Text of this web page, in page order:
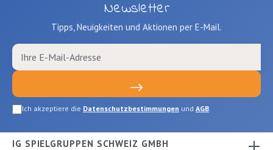
Newsletter
Tipps, Neuigkeiten und Aktionen per E-Mail.
Ich akzeptiere die Datenschutzbestimmungen und AGB.
IG SPIELGRUPPEN SCHWEIZ GMBH